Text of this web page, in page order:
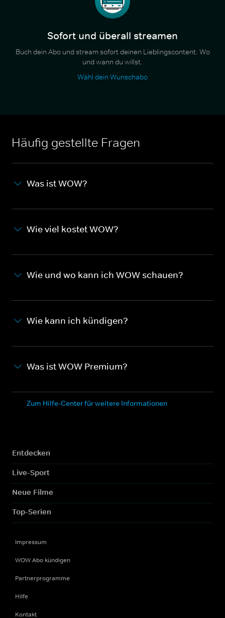
Sofort und überall streamen
Buch dein Abo und stream sofort deinen Lieblingscontent. Wo
und wann du willst.
Wähl dein Wunschabo
Häufig gestellte Fragen
Was ist WOW?
Wie viel kostet WOW?
Wie und wo kann ich WOW schauen?
Wie kann ich kündigen?
Was ist WOW Premium?
Zum Hilfe-Center für weitere Informationen
Entdecken
Live-Sport
Neue Filme
Top-Serien
Impressum
WOW Abo kündigen
Partnerprogramme
Hilfe
Kontakt